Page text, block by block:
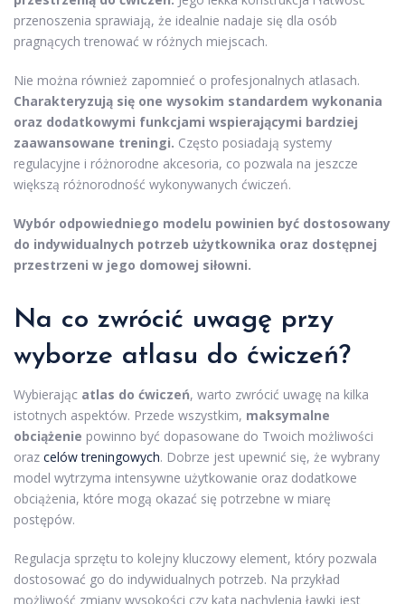
przenoszenia sprawiają, że idealnie nadaje się dla osób
pragnących trenować w różnych miejscach.
Nie można również zapomnieć o profesjonalnych atlasach.
Charakteryzują się one wysokim standardem wykonania
oraz dodatkowymi funkcjami wspierającymi bardziej
zaawansowane treningi. Często posiadają systemy
regulacyjne i różnorodne akcesoria, co pozwala na jeszcze
większą różnorodność wykonywanych ćwiczeń.
Wybór odpowiedniego modelu powinien być dostosowany
do indywidualnych potrzeb użytkownika oraz dostępnej
przestrzeni w jego domowej siłowni.
Na co zwrócić uwagę przy
wyborze atlasu do ćwiczeń?
Wybierając atlas do ćwiczeń, warto zwrócić uwagę na kilka
istotnych aspektów. Przede wszystkim, maksymalne
obciążenie powinno być dopasowane do Twoich możliwości
oraz celów treningowych. Dobrze jest upewnić się, że wybrany
model wytrzyma intensywne użytkowanie oraz dodatkowe
obciążenia, które mogą okazać się potrzebne w miarę
postępów.
Regulacja sprzętu to kolejny kluczowy element, który pozwala
dostosować go do indywidualnych potrzeb. Na przykład
możliwość zmiany wysokości czy kąta nachylenia ławki jest